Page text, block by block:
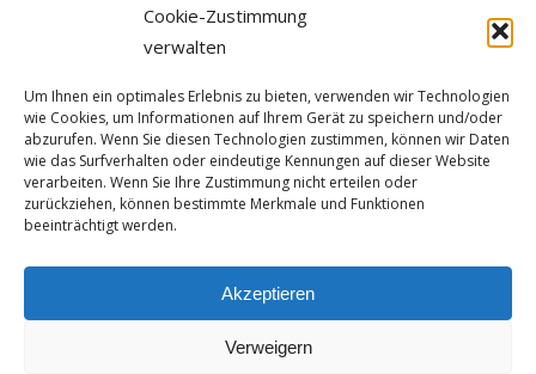
Cookie-Zustimmung
verwalten
Um Ihnen ein optimales Erlebnis zu bieten, verwenden wir Technologien
wie Cookies, um Informationen auf Ihrem Gerät zu speichern und/oder
abzurufen. Wenn Sie diesen Technologien zustimmen, können wir Daten
wie das Surfverhalten oder eindeutige Kennungen auf dieser Website
verarbeiten. Wenn Sie Ihre Zustimmung nicht erteilen oder
zurückziehen, können bestimmte Merkmale und Funktionen
beeinträchtigt werden.
Akzeptieren
Verweigern
Kontakt
Calle Vázquez Aroca, nº 14, bajo, 14005
CÓRDOBA
info@interasmundo.com
Haftungsausschluss